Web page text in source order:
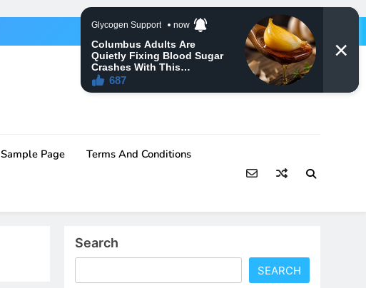
Sample Page Terms And Conditions
Search
SEARCH